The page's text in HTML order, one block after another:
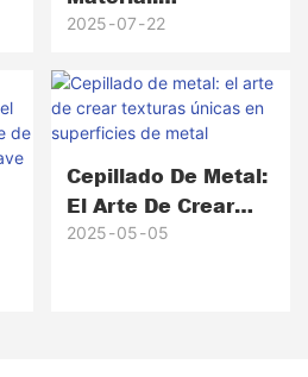
Tratamientos
Avanzados Para
Resistencia A La
Corrosión
Inigualable En La
Industria Pesquera
2025 07 22
Cepillado De Metal:
El Arte De Crear
Texturas Únicas En
2025 05 05